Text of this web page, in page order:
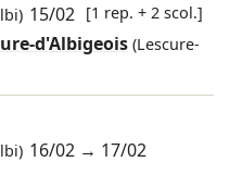
15/02 [1 rep. + 2 scol.]
d'Albigeois (Lescure-
16/02 → 17/02